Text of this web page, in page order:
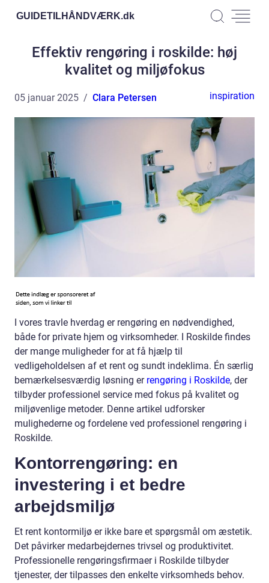
GUIDETILHÅNDVÆRK.dk
Effektiv rengøring i roskilde: høj
kvalitet og miljøfokus
05 januar 2025 Clara Petersen inspiration
I vores travle hverdag er rengøring en nødvendighed,
både for private hjem og virksomheder. I Roskilde findes
der mange muligheder for at få hjælp til
vedligeholdelsen af et rent og sundt indeklima. Én særlig
bemærkelsesværdig løsning er rengøring i Roskilde, der
tilbyder professionel service med fokus på kvalitet og
miljøvenlige metoder. Denne artikel udforsker
mulighederne og fordelene ved professionel rengøring i
Roskilde.
Kontorrengøring: en
investering i et bedre
arbejdsmiljø
Et rent kontormiljø er ikke bare et spørgsmål om æstetik.
Det påvirker medarbejdernes trivsel og produktivitet.
Professionelle rengøringsfirmaer i Roskilde tilbyder
tjenester, der tilpasses den enkelte virksomheds behov.